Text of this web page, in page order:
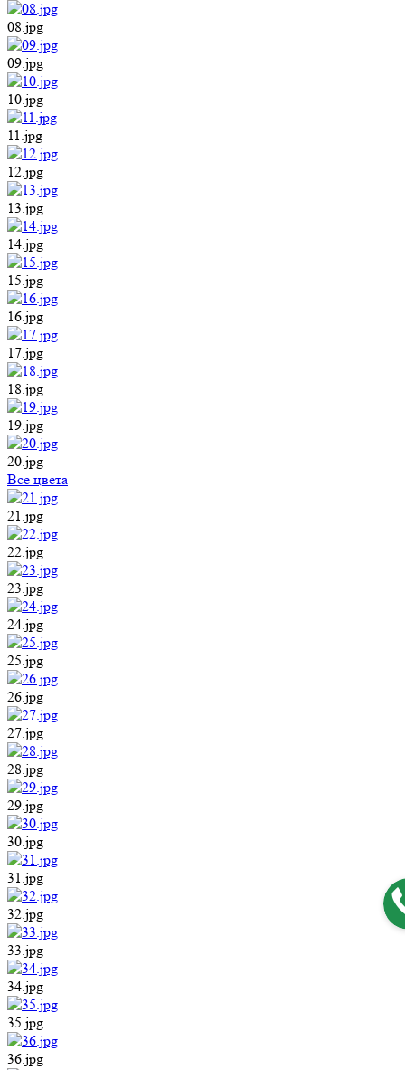
08.jpg
09.jpg
10.jpg
11.jpg
12.jpg
13.jpg
14.jpg
15.jpg
16.jpg
17.jpg
18.jpg
19.jpg
20.jpg
Все цвета
21.jpg
22.jpg
23.jpg
24.jpg
25.jpg
26.jpg
27.jpg
28.jpg
29.jpg
30.jpg
31.jpg
32.jpg
33.jpg
34.jpg
35.jpg
36.jpg